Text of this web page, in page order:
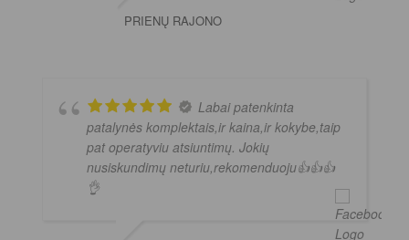
PRIENŲ RAJONO
Labai patenkinta
patalynės komplektais,ir kaina,ir kokybe,taip
pat operatyviu atsiuntimų. Jokių
nusiskundimų neturiu,rekomenduoju👍👍👍
👌